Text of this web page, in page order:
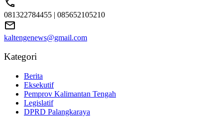
081322784455 | 085652105210
kaltengenews@gmail.com
Kategori
Berita
Eksekutif
Pemprov Kalimantan Tengah
Legislatif
DPRD Palangkaraya